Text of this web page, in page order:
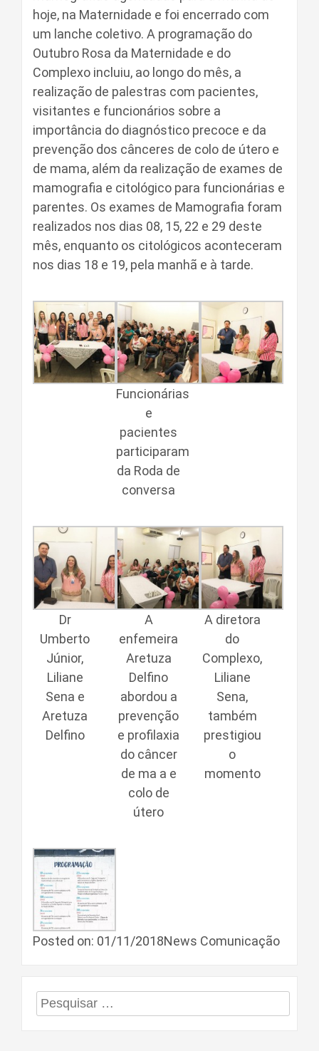
hoje, na Maternidade e foi encerrado com
um lanche coletivo. A programação do
Outubro Rosa da Maternidade e do
Complexo incluiu, ao longo do mês, a
realização de palestras com pacientes,
visitantes e funcionários sobre a
importância do diagnóstico precoce e da
prevenção dos cânceres de colo de útero e
de mama, além da realização de exames de
mamografia e citológico para funcionárias e
parentes. Os exames de Mamografia foram
realizados nos dias 08, 15, 22 e 29 deste
mês, enquanto os citológicos aconteceram
nos dias 18 e 19, pela manhã e à tarde.
Funcionárias
e
pacientes
participaram
da Roda de
conversa
Dr
Umberto
Júnior,
Liliane
Sena e
Aretuza
Delfino
A
enfemeira
Aretuza
Delfino
abordou a
prevenção
e profilaxia
do câncer
de ma a e
colo de
útero
A diretora
do
Complexo,
Liliane
Sena,
também
prestigiou
o
momento
Posted on: 01/11/2018News Comunicação
Pesquisar
por: